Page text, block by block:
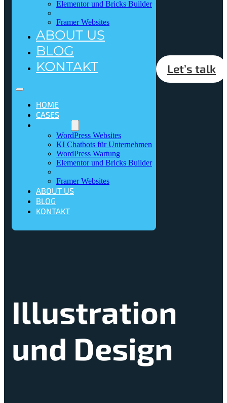
Elementor und Bricks Builder
Framer Websites
ABOUT US
BLOG
KONTAKT
HOME
CASES
WordPress Websites
KI Chatbots für Unternehmen
WordPress Wartung
Elementor und Bricks Builder
Framer Websites
ABOUT US
BLOG
KONTAKT
Let’s talk
Illustration
und Design